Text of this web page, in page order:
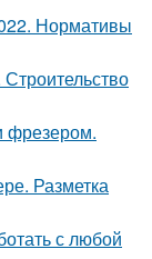
Нормативы
фрезером.
Разметка
с любой